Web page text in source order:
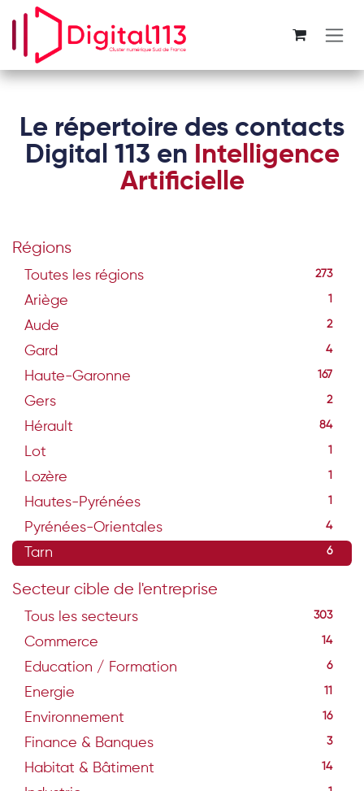
Se rendre au contenu
Le répertoire des contacts
Digital 113 en Intelligence
Artificielle
Régions
Toutes les régions 273
Ariège 1
Aude 2
Gard 4
Haute-Garonne 167
Gers 2
Hérault 84
Lot 1
Lozère 1
Hautes-Pyrénées 1
Pyrénées-Orientales 4
Tarn 6
Secteur cible de l'entreprise
Tous les secteurs 303
Commerce 14
Education / Formation 6
Energie 11
Environnement 16
Finance & Banques 3
Habitat & Bâtiment 14